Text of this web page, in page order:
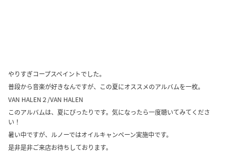
やりすぎコープスペイントでした。
普段から音楽が好きなんですが、この夏にオススメのアルバムを一枚。
VAN HALEN２/VAN HALEN
このアルバムは、夏にぴったりです。気になったら一度聴いてみてくださ
い！
暑い中ですが、ルノーではオイルキャンペーン実施中です。
是非是非ご来店お待ちしております。